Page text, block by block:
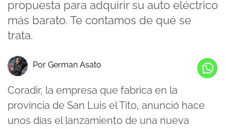
propuesta para adquirir su auto eléctrico
más barato. Te contamos de qué se
trata.
Por German Asato
Coradir, la empresa que fabrica en la
provincia de San Luis el Tito, anunció hace
unos días el lanzamiento de una nueva